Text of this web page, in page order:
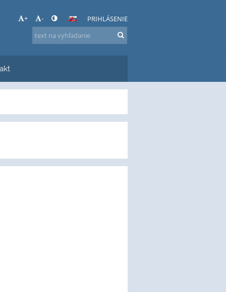
+ - PRIHLÁSENIE